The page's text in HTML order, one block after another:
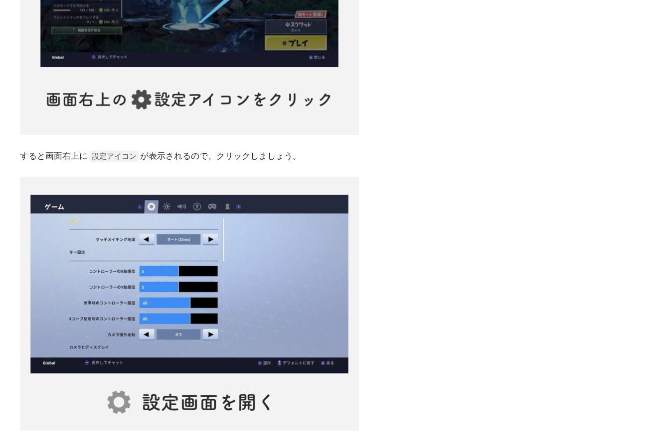
すると画面右上に 設定アイコン が表示されるので、クリックしましょう。